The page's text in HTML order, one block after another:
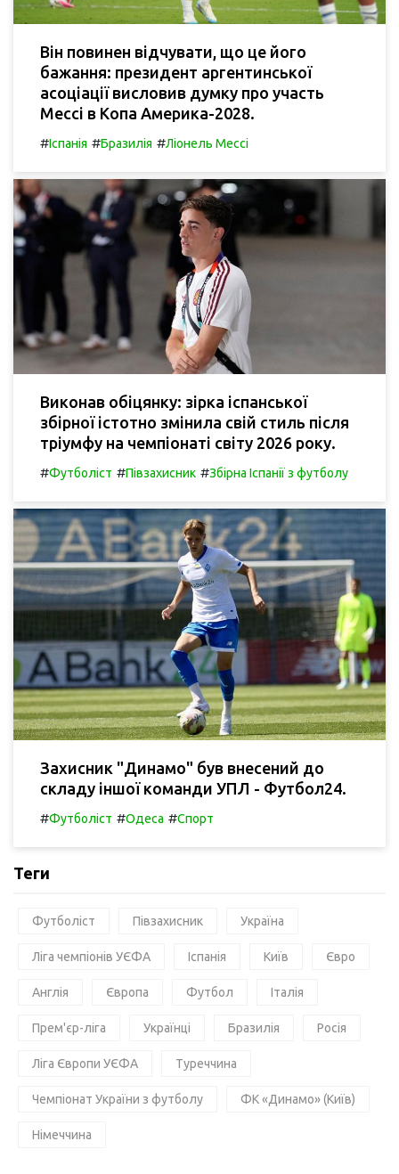
Він повинен відчувати, що це його
бажання: президент аргентинської
асоціації висловив думку про участь
Мессі в Копа Америка-2028.
#Іспанія #Бразилія #Ліонель Мессі
Виконав обіцянку: зірка іспанської
збірної істотно змінила свій стиль після
тріумфу на чемпіонаті світу 2026 року.
#Футболіст #Півзахисник #Збірна Іспанії з футболу
Захисник "Динамо" був внесений до
складу іншої команди УПЛ - Футбол24.
#Футболіст #Одеса #Спорт
Теги
Футболіст Півзахисник Україна
Ліга чемпіонів УЄФА Іспанія Київ Євро
Англія Європа Футбол Італія
Прем'єр-ліга Українці Бразилія Росія
Ліга Європи УЄФА Туреччина
Чемпіонат України з футболу ФК «Динамо» (Київ)
Німеччина